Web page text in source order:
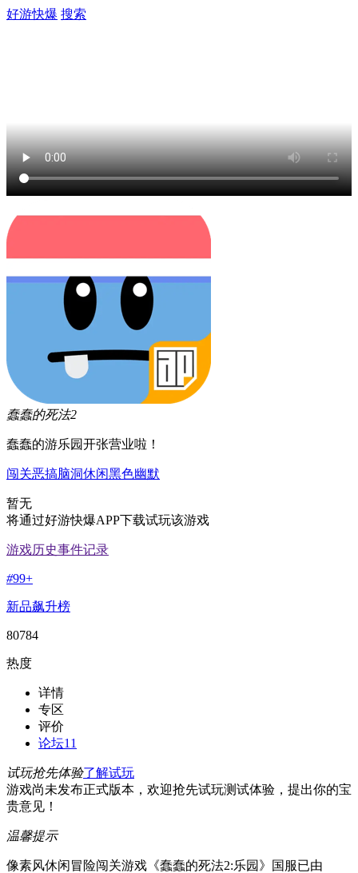
好游快爆 搜索
蠢蠢的死法2
蠢蠢的游乐园开张营业啦！
闯关恶搞脑洞休闲黑色幽默
暂无
将通过好游快爆APP下载试玩该游戏
游戏历史事件记录
#99+
新品飙升榜
80784
热度
详情
专区
评价
论坛11
试玩抢先体验了解试玩
游戏尚未发布正式版本，欢迎抢先试玩测试体验，提出你的宝
贵意见！
温馨提示
像素风休闲冒险闯关游戏《蠢蠢的死法2:乐园》国服已由